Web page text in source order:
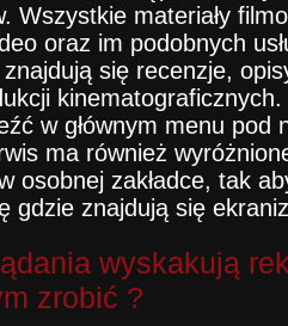
Wszystkie materiały
oraz im podobnych
się recenzje,
w głównym menu pod
ma również
osobnej zakładce, tak
gdzie znajdują się
wyskakują
zrobić ?